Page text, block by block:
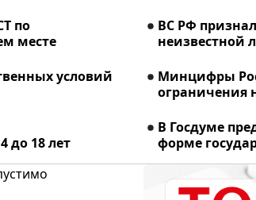
по
месте
ВС РФ
неизвестной
условий
Минцифры
ограничения
до 18 лет
В Госдуме
форме